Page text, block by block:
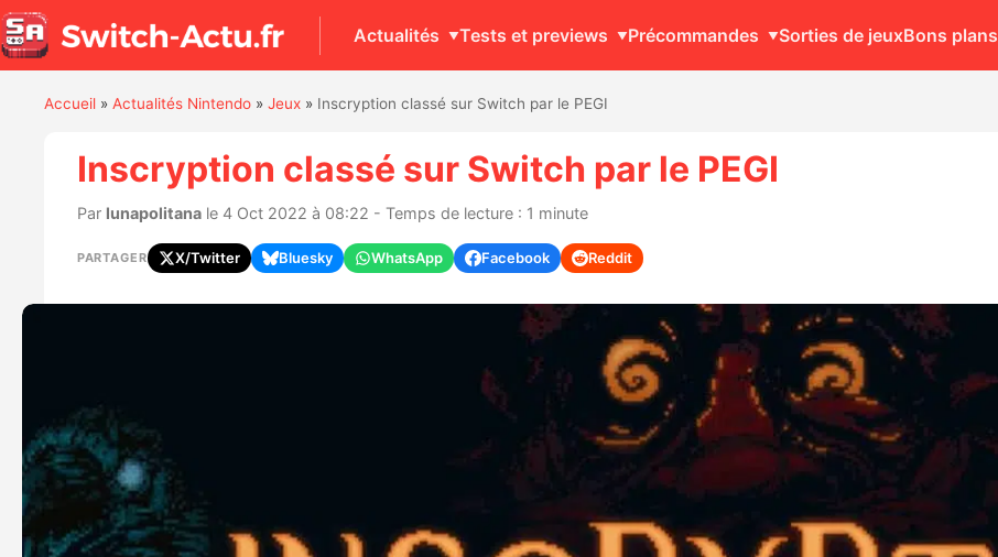
Actualités Tests et previews Précommandes Sorties de jeuxBons plans
Accueil» Actualités Nintendo» Jeux» Inscryption classé sur Switch par le PEGI
Inscryption classé sur Switch par le PEGI
Par lunapolitanale 4 Oct 2022 à 08:22 - Temps de lecture : 1 minute
PARTAGER X/Twitter Bluesky WhatsApp Facebook Reddit